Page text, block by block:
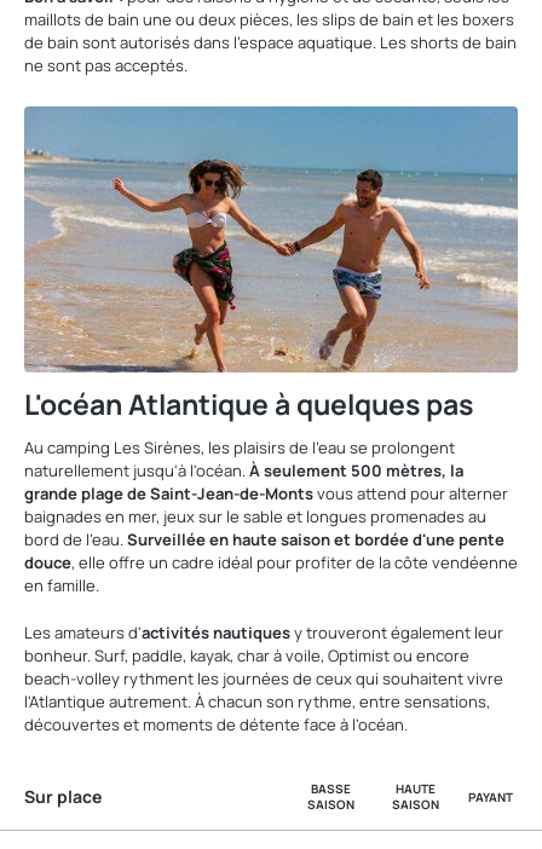
maillots de bain une ou deux pièces, les slips de bain et les boxers
de bain sont autorisés dans l'espace aquatique. Les shorts de bain
ne sont pas acceptés.
L'océan Atlantique à quelques pas
Au camping Les Sirènes, les plaisirs de l'eau se prolongent
naturellement jusqu'à l'océan.À seulement 500 mètres, la
grande plage de Saint-Jean-de-Montsvous attend pour alterner
baignades en mer, jeux sur le sable et longues promenades au
bord de l'eau.Surveillée en haute saison et bordée d'une pente
douce, elle offre un cadre idéal pour profiter de la côte vendéenne
en famille.
Les amateurs d'activités nautiquesy trouveront également leur
bonheur. Surf, paddle, kayak, char à voile, Optimist ou encore
beach-volley rythment les journées de ceux qui souhaitent vivre
l'Atlantique autrement. À chacun son rythme, entre sensations,
découvertes et moments de détente face à l'océan.
Sur place
BASSE
SAISON
HAUTE
SAISON
PAYANT